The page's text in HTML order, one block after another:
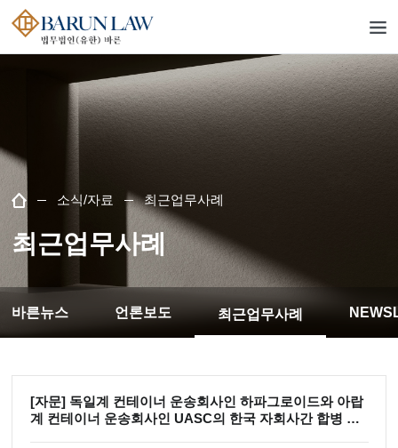
소식/자료 최근업무사례
최근업무사례
바른뉴스 언론보도 최근업무사례
[자문] 독일계 컨테이너 운송회사인 하파그로이드와 아랍
계 컨테이너 운송회사인 UASC의 한국 자회사간 합병 자